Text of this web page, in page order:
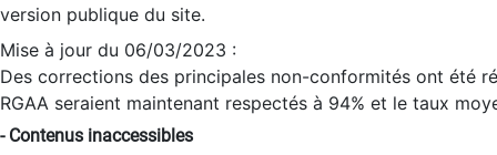
version publique du site.
Mise à jour du 06/03/2023 :
Des corrections des principales non-conformités ont été
RGAA seraient maintenant respectés à 94% et le taux
- Contenus inaccessibles